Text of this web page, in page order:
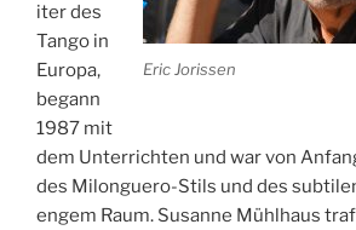
Eric Jorissen
iter des
Tango in
Europa,
begann
1987 mit
dem Unterrichten und war von
des Milonguero-Stils und des
engem Raum. Susanne Mühlhaus